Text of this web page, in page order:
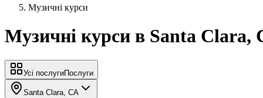
Музичні курси
Музичні курси в Santa Clara,
Усі послугиПослуги
Santa Clara, CA